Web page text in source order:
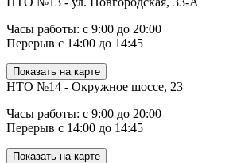
Часы работы: с 9:00 до 20:00
Перерыв с 14:00 до 14:45
Показать на карте
НТО №14 - Окружное шоссе, 23
Часы работы: с 9:00 до 20:00
Перерыв с 14:00 до 14:45
Показать на карте